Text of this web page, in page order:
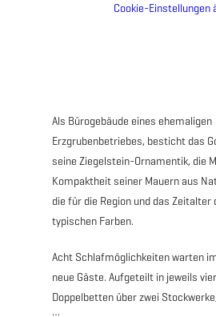
Cookie-Einstellungen
Als Bürogebäude eines ehemaligen
Erzgrubenbetriebes, besticht das
seine Ziegelstein-Ornamentik, die
Kompaktheit seiner Mauern aus
die für die Region und das Zeitalter
typischen Farben.
Acht Schlafmöglichkeiten warten
neue Gäste. Aufgeteilt in jeweils
Doppelbetten über zwei